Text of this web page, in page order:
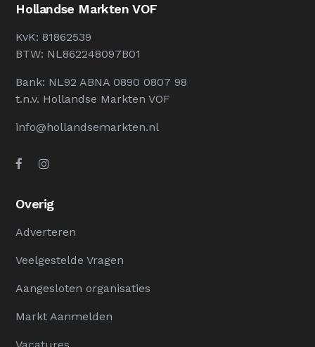
Hollandse Markten VOF
KvK: 81862539
BTW: NL862248097B01
Bank: NL92 ABNA 0890 0807 98
t.n.v. Hollandse Markten VOF
info@hollandsemarkten.nl
Overig
Adverteren
Veelgestelde Vragen
Aangesloten organisaties
Markt Aanmelden